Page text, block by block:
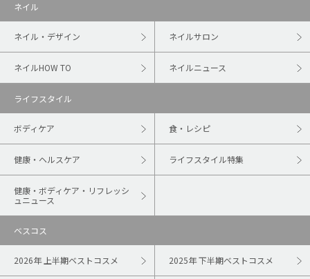
ネイル
ネイル・デザイン ネイルサロン
ネイルHOW TO ネイルニュース
ライフスタイル
ボディケア 食・レシピ
健康・ヘルスケア ライフスタイル特集
健康・ボディケア・リフレッシ
ュニュース
ベスコス
2026年 上半期ベストコスメ 2025年 下半期ベストコスメ